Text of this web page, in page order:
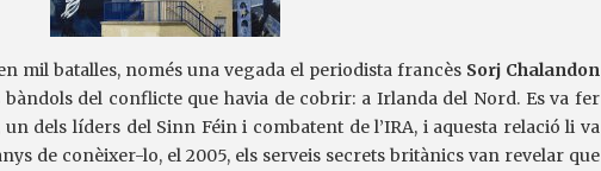
mil batalles, només una vegada el periodista francès Sorj Chalandon
del conflicte que havia de cobrir: a Irlanda del Nord. Es va fer
dels líders del Sinn Féin i combatent de l’IRA, i aquesta relació li va
de conèixer-lo, el 2005, els serveis secrets britànics van revelar que